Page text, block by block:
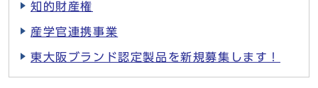
知的財産権
産学官連携事業
東大阪ブランド認定製品を新規募集します！